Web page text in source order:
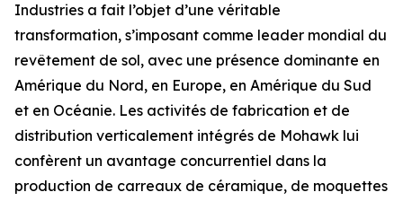
Industries a fait l’objet d’une véritable
transformation, s’imposant comme leader mondial du
revêtement de sol, avec une présence dominante en
Amérique du Nord, en Europe, en Amérique du Sud
et en Océanie. Les activités de fabrication et de
distribution verticalement intégrés de Mohawk lui
confèrent un avantage concurrentiel dans la
production de carreaux de céramique, de moquettes